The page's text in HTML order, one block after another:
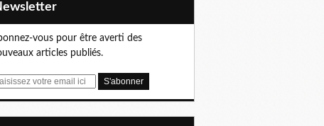
Newsletter
vous pour être averti des
articles publiés.